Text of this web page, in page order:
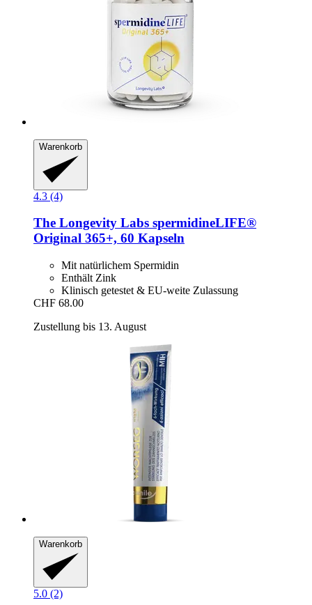
Warenkorb
4.3 (4)
The Longevity Labs spermidineLIFE®
Original 365+, 60 Kapseln
Mit natürlichem Spermidin
Enthält Zink
Klinisch getestet & EU-weite Zulassung
CHF 68.00
Zustellung bis 13. August
Warenkorb
5.0 (2)